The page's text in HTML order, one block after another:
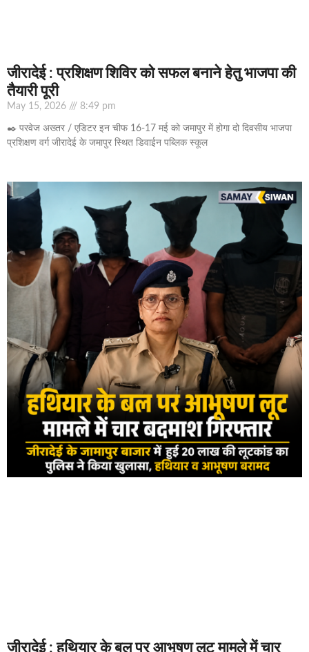
जीरादेई : प्रशिक्षण शिविर को सफल बनाने हेतु भाजपा की
तैयारी पूरी
May 15, 2026 8:49 pm
✒️ परवेज अख्तर / एडिटर इन चीफ 16-17 मई को जमापुर में होगा दो दिवसीय भाजपा
प्रशिक्षण वर्ग जीरादेई के जमापुर स्थित डिवाईन पब्लिक स्कूल
जीरादेई : हथियार के बल पर आभूषण लूट मामले में चार